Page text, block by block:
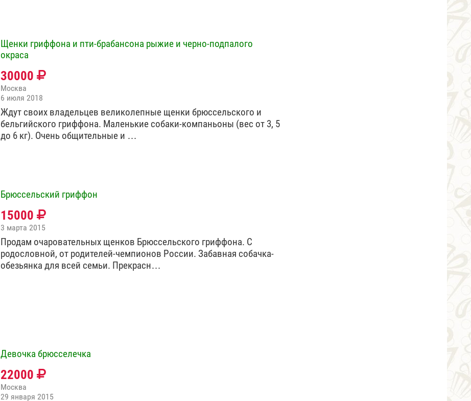
Щенки гриффона и пти-брабансона рыжие и черно-подпалого
окраса
30000
Москва
6 июля 2018
Ждут своих владельцев великолепные щенки брюссельского и
бельгийского гриффона. Маленькие собаки-компаньоны (вес от 3, 5
до 6 кг). Очень общительные и …
Брюссельский гриффон
15000
3 марта 2015
Продам очаровательных щенков Брюссельского гриффона. С
родословной, от родителей-чемпионов России. Забавная собачка-
обезьянка для всей семьи. Прекрасн…
Девочка брюсселечка
22000
Москва
29 января 2015